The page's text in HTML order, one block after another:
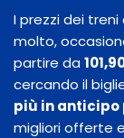
I prezzi dei
molto,
partire da
cercando il
​​più in anticipo
migliori offerte